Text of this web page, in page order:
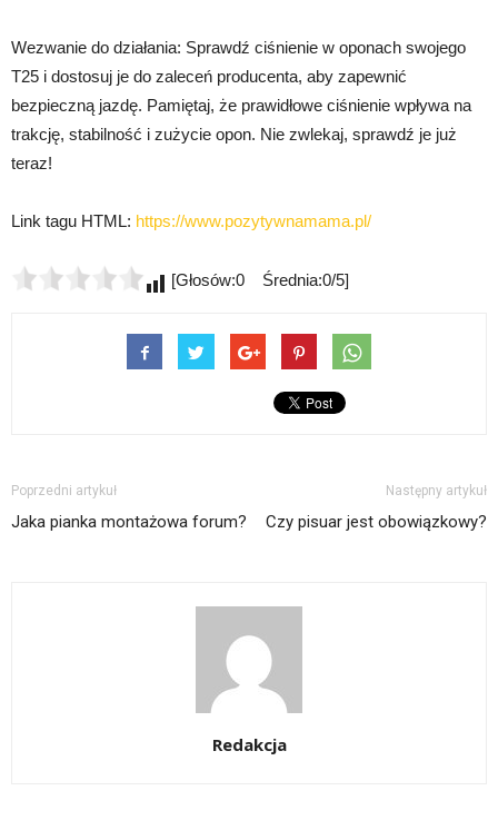
Wezwanie do działania: Sprawdź ciśnienie w oponach swojego
T25 i dostosuj je do zaleceń producenta, aby zapewnić
bezpieczną jazdę. Pamiętaj, że prawidłowe ciśnienie wpływa na
trakcję, stabilność i zużycie opon. Nie zwlekaj, sprawdź je już
teraz!
Link tagu HTML: https://www.pozytywnamama.pl/
[Głosów:0 Średnia:0/5]
Poprzedni artykuł
Jaka pianka montażowa forum?
Następny artykuł
Czy pisuar jest obowiązkowy?
Redakcja